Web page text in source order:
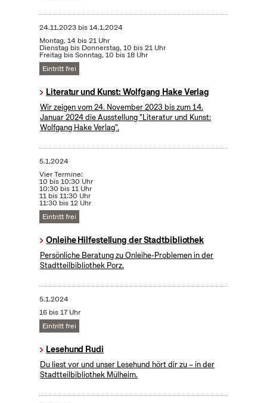
24.11.2023bis14.1.2024
Montag, 14 bis 21 Uhr
Dienstag bis Donnerstag, 10 bis 21 Uhr
Freitag bis Sonntag, 10 bis 18 Uhr
Eintritt frei
Literatur und Kunst: Wolfgang Hake Verlag
Wir zeigen vom 24. November 2023 bis zum 14.
Januar 2024 die Ausstellung "Literatur und Kunst:
Wolfgang Hake Verlag".
5.1.2024
Vier Termine:
10 bis 10:30 Uhr
10:30 bis 11 Uhr
11 bis 11:30 Uhr
11:30 bis 12 Uhr
Eintritt frei
Onleihe Hilfestellung der Stadtbibliothek
Persönliche Beratung zu Onleihe-Problemen in der
Stadtteilbibliothek Porz.
5.1.2024
16 bis 17 Uhr
Eintritt frei
Lesehund Rudi
Du liest vor und unser Lesehund hört dir zu – in der
Stadtteilbibliothek Mülheim.